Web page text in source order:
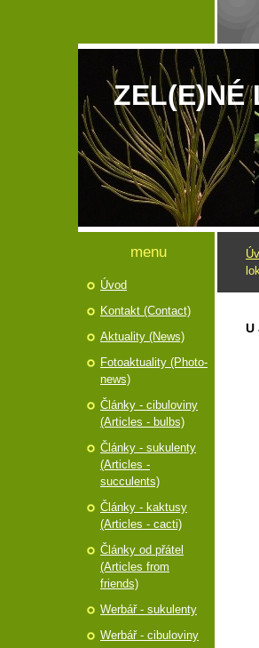
ZEL(E)NÉ
U
menu
Úvod
Kontakt (Contact)
Aktuality (News)
Fotoaktuality (Photo-
news)
Články - cibuloviny
(Articles - bulbs)
Články - sukulenty
(Articles -
succulents)
Články - kaktusy
(Articles - cacti)
Články od přátel
(Articles from
friends)
Werbář - sukulenty
Werbář - cibuloviny